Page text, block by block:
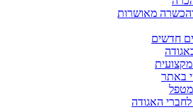
והכשרה מאושרות
חדשים
באתר
האגודה